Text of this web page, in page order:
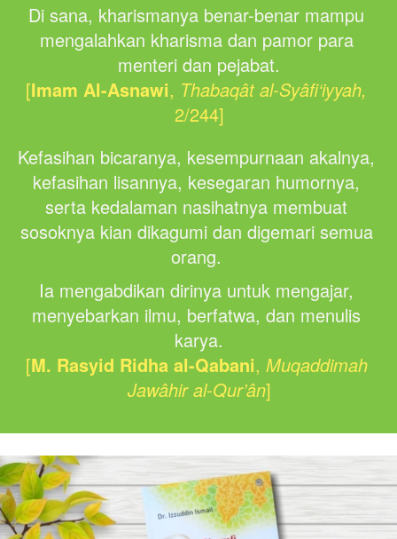
Di sana, kharismanya benar-benar mampu
mengalahkan kharisma dan pamor para
menteri dan pejabat.
[Imam Al-Asnawi, Thabaqât al-Syâfi‘iyyah,
2/244]
Kefasihan bicaranya, kesempurnaan akalnya,
kefasihan lisannya, kesegaran humornya,
serta kedalaman nasihatnya membuat
sosoknya kian dikagumi dan digemari semua
orang.
Ia mengabdikan dirinya untuk mengajar,
menyebarkan ilmu, berfatwa, dan menulis
karya.
[M. Rasyid Ridha al-Qabani, Muqaddimah
Jawâhir al-Qur’ân]